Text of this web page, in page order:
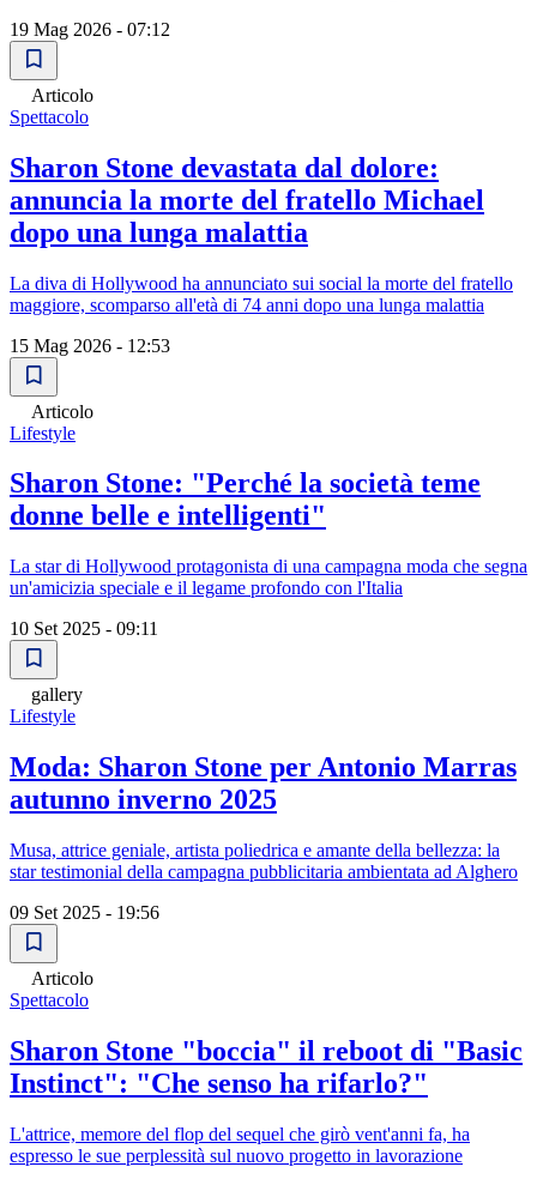
19 Mag 2026 - 07:12
Articolo
Spettacolo
Sharon Stone devastata dal dolore:
annuncia la morte del fratello Michael
dopo una lunga malattia
La diva di Hollywood ha annunciato sui social la morte del fratello
maggiore, scomparso all'età di 74 anni dopo una lunga malattia
15 Mag 2026 - 12:53
Articolo
Lifestyle
Sharon Stone: "Perché la società teme
donne belle e intelligenti"
La star di Hollywood protagonista di una campagna moda che segna
un'amicizia speciale e il legame profondo con l'Italia
10 Set 2025 - 09:11
gallery
Lifestyle
Moda: Sharon Stone per Antonio Marras
autunno inverno 2025
Musa, attrice geniale, artista poliedrica e amante della bellezza: la
star testimonial della campagna pubblicitaria ambientata ad Alghero
09 Set 2025 - 19:56
Articolo
Spettacolo
Sharon Stone "boccia" il reboot di "Basic
Instinct": "Che senso ha rifarlo?"
L'attrice, memore del flop del sequel che girò vent'anni fa, ha
espresso le sue perplessità sul nuovo progetto in lavorazione